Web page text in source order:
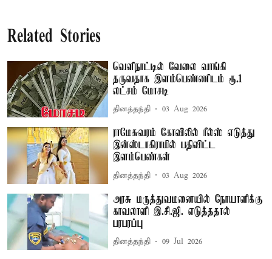
Related Stories
வெளிநாட்டில் வேலை வாங்கி
தருவதாக இளம்பெண்ணிடம் ரூ.1
லட்சம் மோசடி
தினத்தந்தி 03 Aug 2026
ராமேசுவரம் கோவிலில் ரீல்ஸ் எடுத்து
இன்ஸ்டாகிராமில் பதிவிட்ட
இளம்பெண்கள்
தினத்தந்தி 03 Aug 2026
அரசு மருத்துவமனையில் நோயாளிக்கு
காவலாளி இ.சி.ஜி. எடுத்ததால்
பரபரப்பு
தினத்தந்தி 09 Jul 2026